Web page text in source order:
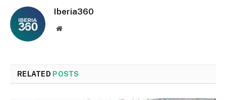
Iberia360
Website
RELATED POSTS